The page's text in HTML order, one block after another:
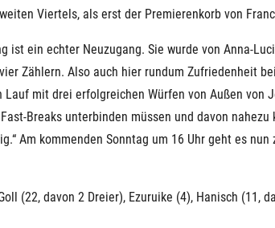
Viertels, als erst der Premierenkorb von
ist ein echter Neuzugang. Sie wurde von Anna-
Zählern. Also auch hier rundum Zufriedenheit
mit drei erfolgreichen Würfen von Außen von
Breaks unterbinden müssen und davon
Am kommenden Sonntag um 16 Uhr geht es
(22, davon 2 Dreier), Ezuruike (4), Hanisch (11,